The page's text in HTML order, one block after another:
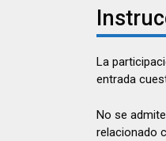
La
entrada
No se
relacionado